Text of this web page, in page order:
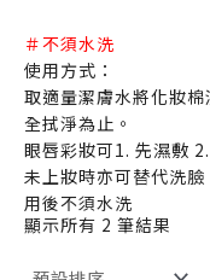
＃不須水洗
使用方式：
取適量潔膚水將化妝
全拭淨為止。
眼唇彩妝可1. 先濕敷
未上妝時亦可替代洗
用後不須水洗
顯示所有 2 筆結果